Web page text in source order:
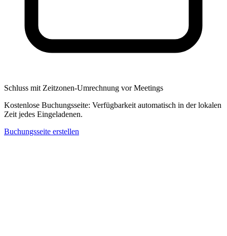
Schluss mit Zeitzonen-Umrechnung vor Meetings
Kostenlose Buchungsseite: Verfügbarkeit automatisch in der lokalen
Zeit jedes Eingeladenen.
Buchungsseite erstellen